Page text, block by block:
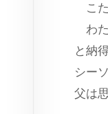
こた
わた
と納
シー
父は